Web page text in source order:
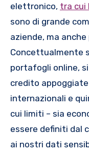
elettronico, tra cui
sono di grande
aziende, ma
Concettualmente
portafogli online,
credito
internazionali e
cui limiti – sia
essere definiti dal
ai nostri dati